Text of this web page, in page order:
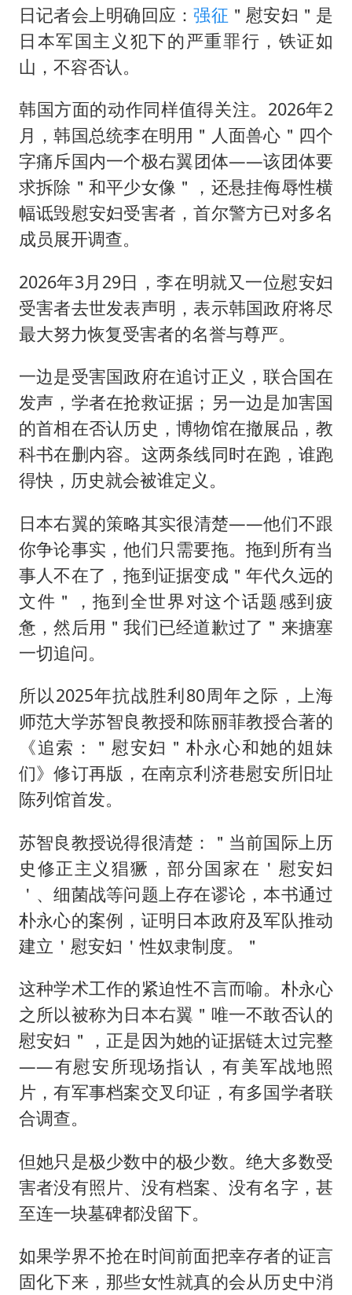
日记者会上明确回应：强征 ＂慰安妇＂是
日本军国主义犯下的严重罪行，铁证如
山，不容否认。
韩国方面的动作同样值得关注。2026年2
月，韩国总统李在明用＂人面兽心＂四个
字痛斥国内一个极右翼团体——该团体要
求拆除＂和平少女像＂，还悬挂侮辱性横
幅诋毁慰安妇受害者，首尔警方已对多名
成员展开调查。
2026年3月29日，李在明就又一位慰安妇
受害者去世发表声明，表示韩国政府将尽
最大努力恢复受害者的名誉与尊严。
一边是受害国政府在追讨正义，联合国在
发声，学者在抢救证据；另一边是加害国
的首相在否认历史，博物馆在撤展品，教
科书在删内容。这两条线同时在跑，谁跑
得快，历史就会被谁定义。
日本右翼的策略其实很清楚——他们不跟
你争论事实，他们只需要拖。拖到所有当
事人不在了，拖到证据变成＂年代久远的
文件＂，拖到全世界对这个话题感到疲
惫，然后用＂我们已经道歉过了＂来搪塞
一切追问。
所以2025年抗战胜利80周年之际，上海
师范大学苏智良教授和陈丽菲教授合著的
《追索：＂慰安妇＂朴永心和她的姐妹
们》修订再版，在南京利济巷慰安所旧址
陈列馆首发。
苏智良教授说得很清楚：＂当前国际上历
史修正主义猖獗，部分国家在＇慰安妇
＇、细菌战等问题上存在谬论，本书通过
朴永心的案例，证明日本政府及军队推动
建立＇慰安妇＇性奴隶制度。＂
这种学术工作的紧迫性不言而喻。朴永心
之所以被称为日本右翼＂唯一不敢否认的
慰安妇＂，正是因为她的证据链太过完整
——有慰安所现场指认，有美军战地照
片，有军事档案交叉印证，有多国学者联
合调查。
但她只是极少数中的极少数。绝大多数受
害者没有照片、没有档案、没有名字，甚
至连一块墓碑都没留下。
如果学界不抢在时间前面把幸存者的证言
固化下来，那些女性就真的会从历史中消